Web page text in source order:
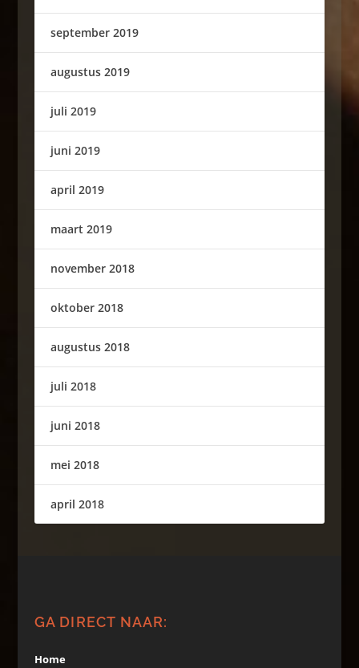
september 2019
augustus 2019
juli 2019
juni 2019
april 2019
maart 2019
november 2018
oktober 2018
augustus 2018
juli 2018
juni 2018
mei 2018
april 2018
GA DIRECT NAAR:
Home